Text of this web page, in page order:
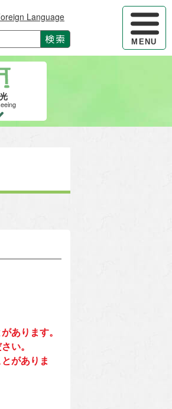
ハンバー
MENU
：青
Language
検索
あります。
い。
がありま